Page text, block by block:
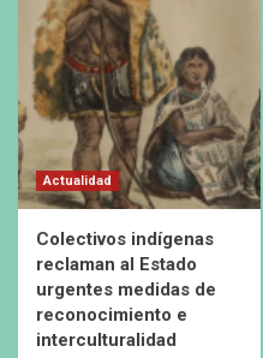
Actualidad
Colectivos indígenas
reclaman al Estado
urgentes medidas de
reconocimiento e
interculturalidad